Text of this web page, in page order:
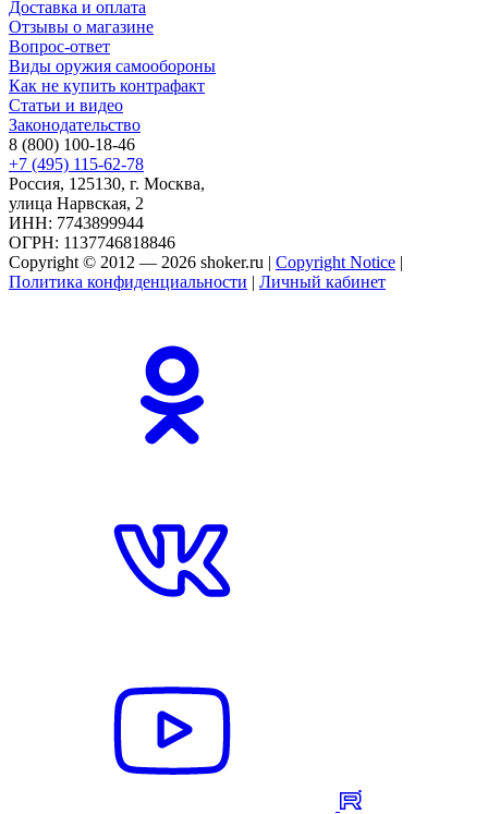
Доставка и оплата
Отзывы о магазине
Вопрос-ответ
Виды оружия самообороны
Как не купить контрафакт
Статьи и видео
Законодательство
8 (800) 100-18-46
+7 (495) 115-62-78
Россия, 125130, г. Москва,
улица Нарвская, 2
ИНН: 7743899944
ОГРН: 1137746818846
Copyright © 2012 — 2026 shoker.ru | Copyright Notice |
Политика конфиденциальности | Личный кабинет